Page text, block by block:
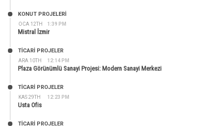
OCA 12TH 1:39 PM
KONUT PROJELERI
Mistral İzmir
ARA 10TH 12:14 PM
TİCARİ PROJELER
Plaza Görünümlü Sanayi Projesi: Modern Sanayi Merkezi
KAS 29TH 12:23 PM
TİCARİ PROJELER
Usta Ofis
TİCARİ PROJELER